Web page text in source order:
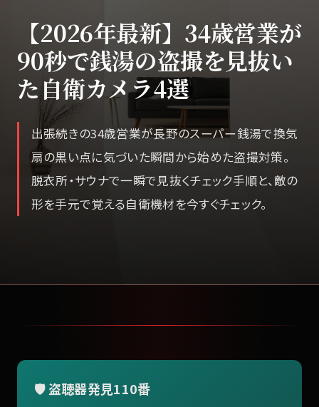
【2026年最新】34歳営業が
90秒で銭湯の盗撮を見抜い
た自衛カメラ4選
出張続きの34歳営業が長野のスーパー銭湯で換気
扇の黒い点に気づいた瞬間から始めた盗撮対策。
脱衣所・サウナで一瞬で見抜くチェック手順と、敵の
形を手元で覚える自衛機材を今すぐチェック。
🛡️ 盗聴器発見110番